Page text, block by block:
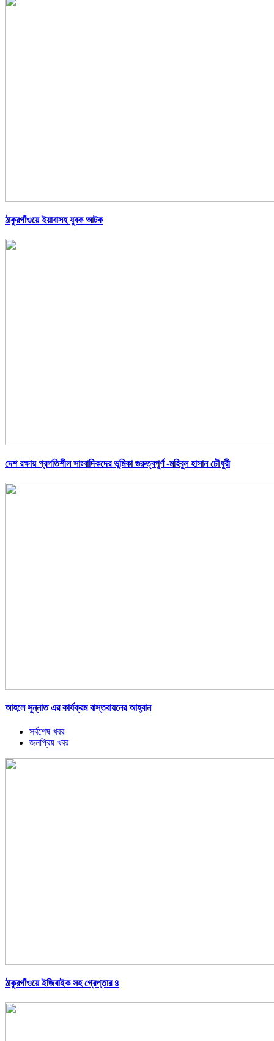
ঠাকুরগাঁওয়ে ইয়াবাসহ যুবক আটক
দেশ রক্ষায় প্রগতিশীল সাংবাদিকদের ভুমিকা গুরুত্বপূর্ণ -মহিবুল হাসান চৌধুরী
আহলে সুন্নাত এর কার্যক্রম বাস্তবায়নের আহ্বান
সর্বশেষ খবর
জনপ্রিয় খবর
ঠাকুরগাঁওয়ে ইজিবাইক সহ গ্রেপ্তার ৪